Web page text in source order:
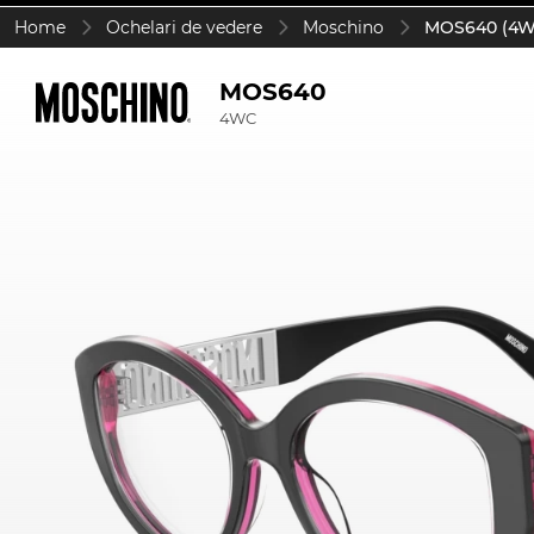
Home Ochelari de vedere Moschino MOS640
MOS640
4WC